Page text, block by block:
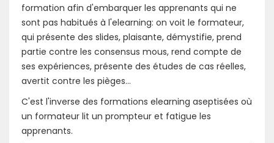
formation afin d'embarquer les apprenants qui ne
sont pas habitués à l'elearning: on voit le formateur,
qui présente des slides, plaisante, démystifie, prend
partie contre les consensus mous, rend compte de
ses expériences, présente des études de cas réelles,
avertit contre les pièges...
C'est l'inverse des formations elearning aseptisées où
un formateur lit un prompteur et fatigue les
apprenants.